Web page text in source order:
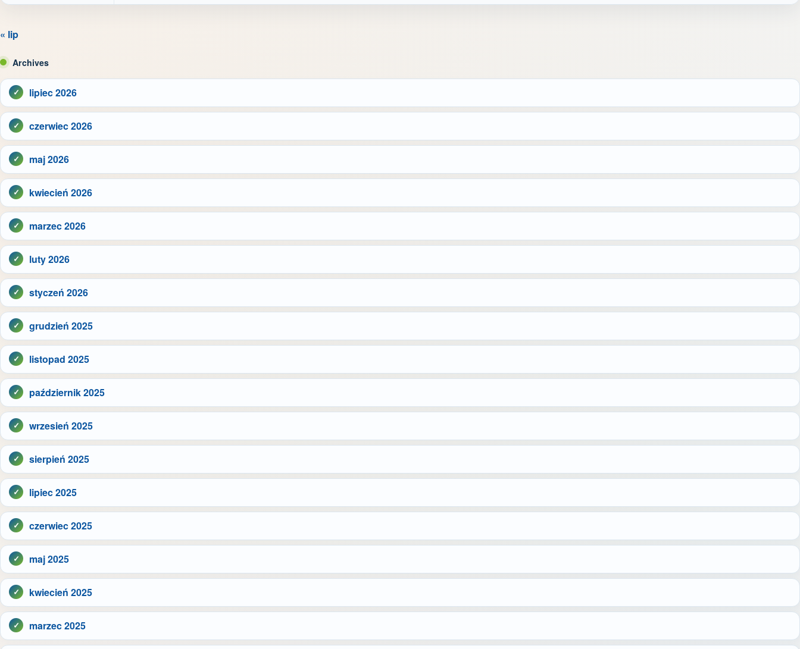
« lip
Archives
lipiec 2026
czerwiec 2026
maj 2026
kwiecień 2026
marzec 2026
luty 2026
styczeń 2026
grudzień 2025
listopad 2025
październik 2025
wrzesień 2025
sierpień 2025
lipiec 2025
czerwiec 2025
maj 2025
kwiecień 2025
marzec 2025